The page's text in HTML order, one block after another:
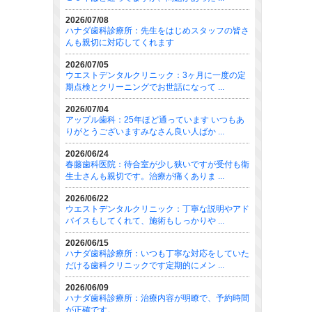
2026/07/08
ハナダ歯科診療所：先生をはじめスタッフの皆さ
んも親切に対応してくれます
2026/07/05
ウエストデンタルクリニック：3ヶ月に一度の定
期点検とクリーニングでお世話になって ...
2026/07/04
アップル歯科：25年ほど通っています いつもあ
りがとうございますみなさん良い人ばか ...
2026/06/24
春藤歯科医院：待合室が少し狭いですが受付も衛
生士さんも親切です。治療が痛くありま ...
2026/06/22
ウエストデンタルクリニック：丁寧な説明やアド
バイスもしてくれて、施術もしっかりや ...
2026/06/15
ハナダ歯科診療所：いつも丁寧な対応をしていた
だける歯科クリニックです定期的にメン ...
2026/06/09
ハナダ歯科診療所：治療内容が明瞭で、予約時間